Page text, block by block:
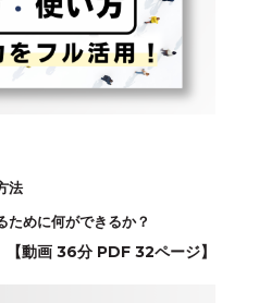
法
ために何ができるか？
【動画 36分 PDF 32ページ】